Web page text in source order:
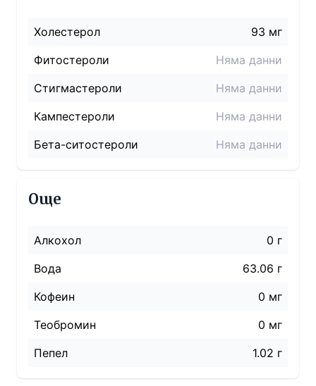
Холестерол 93 мг
Фитостероли
Няма данни
Стигмастероли
Няма данни
Кампестероли
Няма данни
Бета-ситостероли
Няма данни
Още
Алкохол
0 г
Вода
63.06 г
Кофеин
0 мг
Теобромин
0 мг
Пепел
1.02 г